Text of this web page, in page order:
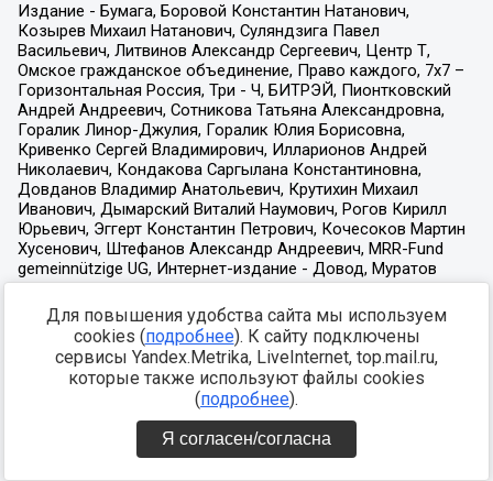
Для повышения удобства сайта мы используем
cookies (подробнее). К сайту подключены
сервисы Yandex.Metrika, LiveInternet, top.mail.ru,
которые также используют файлы cookies
(подробнее).
Я согласен/согласна